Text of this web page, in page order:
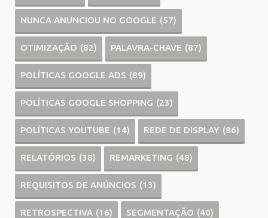
NUNCA ANUNCIOU NO GOOGLE (57)
OTIMIZAÇÃO (82) PALAVRA-CHAVE (87)
POLÍTICAS GOOGLE ADS (89)
POLÍTICAS GOOGLE SHOPPING (23)
POLÍTICAS YOUTUBE (14) REDE DE DISPLAY (86)
RELATÓRIOS (38) REMARKETING (48)
REQUISITOS DE ANÚNCIOS (13)
RETROSPECTIVA (16) SEGMENTAÇÃO (40)